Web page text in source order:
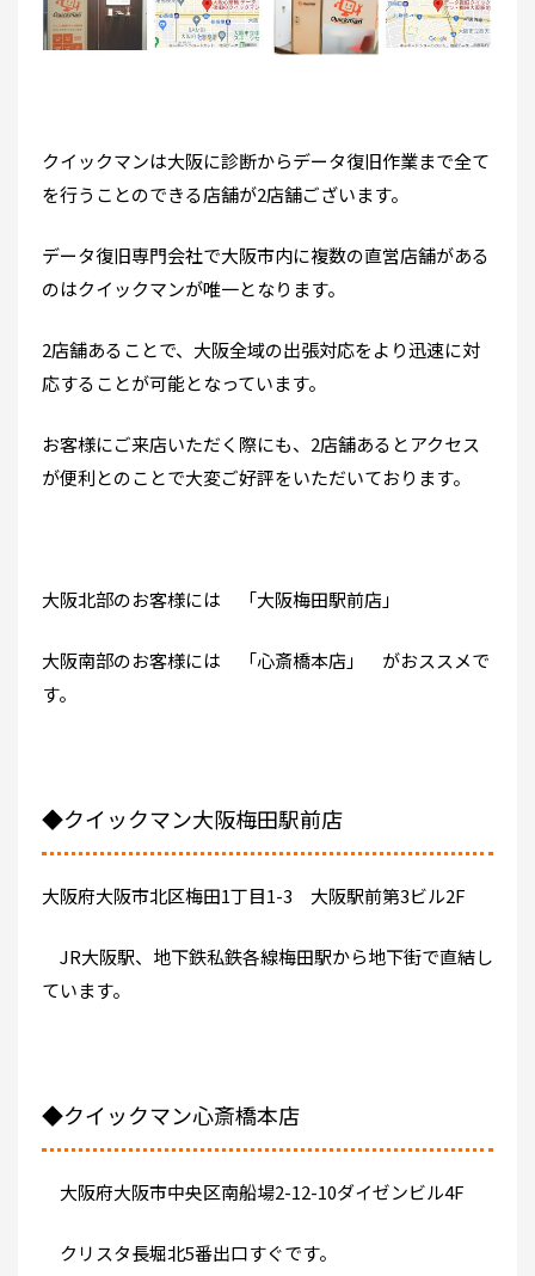
クイックマンは大阪に診断からデータ復旧作業まで全て
を行うことのできる店舗が2店舗ございます。
データ復旧専門会社で大阪市内に複数の直営店舗がある
のはクイックマンが唯一となります。
2店舗あることで、大阪全域の出張対応をより迅速に対
応することが可能となっています。
お客様にご来店いただく際にも、2店舗あるとアクセス
が便利とのことで大変ご好評をいただいております。
大阪北部のお客様には 「大阪梅田駅前店」
大阪南部のお客様には 「心斎橋本店」 がおススメで
す。
◆クイックマン大阪梅田駅前店
大阪府大阪市北区梅田1丁目1-3 大阪駅前第3ビル2F
JR大阪駅、地下鉄私鉄各線梅田駅から地下街で直結し
ています。
◆クイックマン心斎橋本店
大阪府大阪市中央区南船場2-12-10ダイゼンビル4F
クリスタ長堀北5番出口すぐです。